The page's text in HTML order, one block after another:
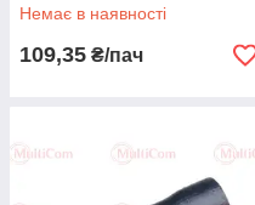
Немає в наявності
109,35 ₴/пач